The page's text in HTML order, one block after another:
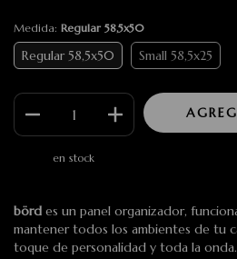
Medida: Regular 58,5x50
Regular 58,5x50 Small 58,5x25
en stock
börd es un panel organizador,
mantener todos los ambientes de tu
toque de personalidad y toda la onda.